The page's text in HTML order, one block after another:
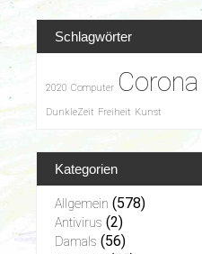
Schlagwörter
2020 Computer Corona
DunkleZeit Freiheit Kunst
Kategorien
Allgemein (578)
Antivirus (2)
Damals (56)